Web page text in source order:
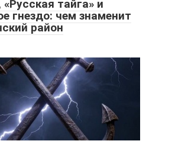
тайга» и
гнездо: чем знаменит
район